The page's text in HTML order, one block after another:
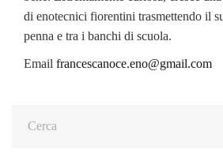
di enotecnici fiorentini trasmettendo il
penna e tra i banchi di scuola.
Email francescanoce.eno@gmail.com